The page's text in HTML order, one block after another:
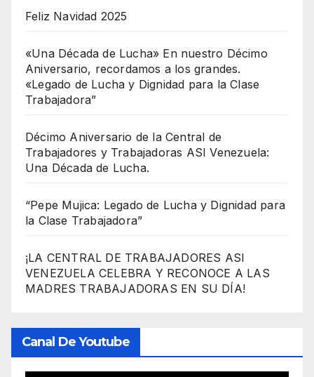
Feliz Navidad 2025
«Una Década de Lucha» En nuestro Décimo
Aniversario, recordamos a los grandes.
«Legado de Lucha y Dignidad para la Clase
Trabajadora”
Décimo Aniversario de la Central de
Trabajadores y Trabajadoras ASI Venezuela:
Una Década de Lucha.
“Pepe Mujica: Legado de Lucha y Dignidad para
la Clase Trabajadora”
¡LA CENTRAL DE TRABAJADORES ASI
VENEZUELA CELEBRA Y RECONOCE A LAS
MADRES TRABAJADORAS EN SU DÍA!
Canal De Youtube